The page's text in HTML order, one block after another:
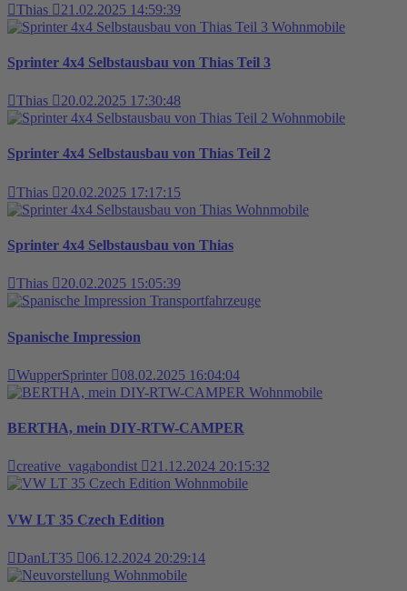
Thias
21.02.2025 14:59:39
Wohnmobile
Sprinter 4x4 Selbstausbau von Thias Teil 3
Thias
20.02.2025 17:30:48
Wohnmobile
Sprinter 4x4 Selbstausbau von Thias Teil 2
Thias
20.02.2025 17:17:15
Wohnmobile
Sprinter 4x4 Selbstausbau von Thias
Thias
20.02.2025 15:05:39
Transportfahrzeuge
Spanische Impression
WupperSprinter
08.02.2025 16:04:04
Wohnmobile
BERTHA, mein DIY-RTW-CAMPER
creative_vagabondist
21.12.2024 20:15:32
Wohnmobile
VW LT 35 Czech Edition
DanLT35
06.12.2024 20:29:14
Wohnmobile